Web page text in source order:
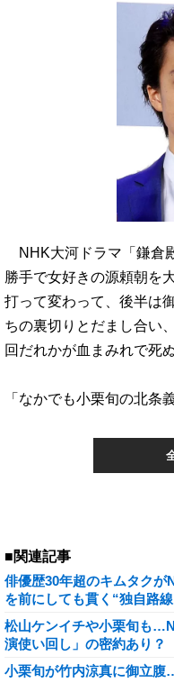
NHK大河ドラマ「鎌倉
勝手で女好きの源頼朝を
打って変わって、後半は
ちの裏切りとだまし合い
回だれかが血まみれで死ぬ
「なかでも小栗旬の北条
■関連記事
俳優歴30年超のキムタク
を前にしても貫く“独自路
松山ケンイチや小栗旬も
演使い回し」の密約あり？
小栗旬が竹内涼真に御立